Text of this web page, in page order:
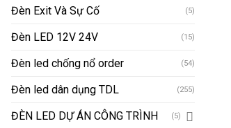
Đèn Exit Và Sự Cố (5)
Đèn LED 12V 24V (15)
Đèn led chống nổ order (54)
Đèn led dân dụng TDL (255)
ĐÈN LED DỰ ÁN CÔNG TRÌNH (5)